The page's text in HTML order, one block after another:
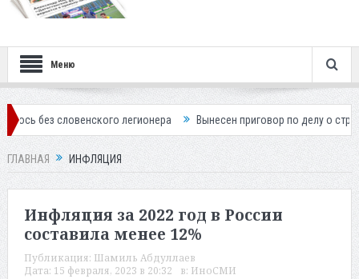
Меню
легионера Вынесен приговор по делу о строительстве
ГЛАВНАЯ ИНФЛЯЦИЯ
Инфляция за 2022 год в России
составила менее 12%
Публикация: Шамиль Абдуллаев
Дата: 15 февраля, 2023 в 20:32 в: ИноСМИ